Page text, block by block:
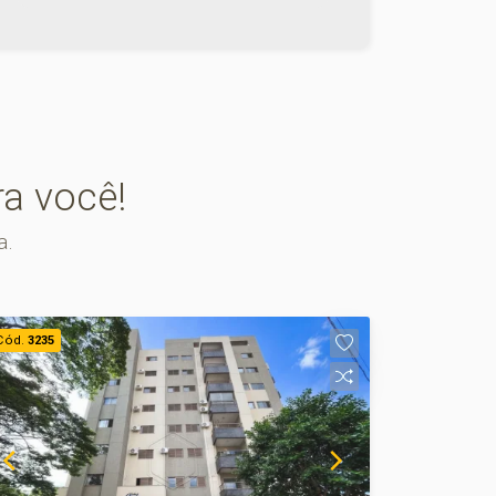
da administradora do condomínio e
prefeitura municipal. A metragem
você!
3235